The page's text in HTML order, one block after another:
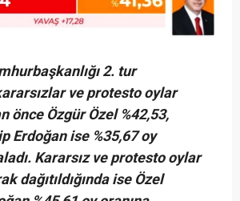
2. tur
ve protesto oylar
önce Özgür Özel %42,53,
Erdoğan ise %35,67 oy
Kararsız ve protesto oylar
dağıtıldığında ise Özel